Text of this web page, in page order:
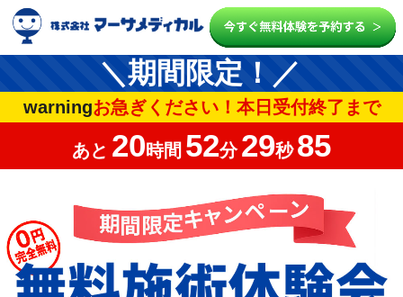
＼期間限定！／
warningお急ぎください！本日受付終了まで
あと 20時間 52分 27秒 20